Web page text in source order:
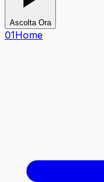
Ascolta Ora
01Home